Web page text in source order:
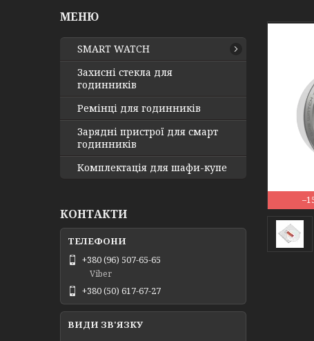
SMART WATCH
Захисні стекла для
годинників
Ремінці для годинників
Зарядні пристрої для смарт
годинників
Комплектація для шафи-купе
КОНТАКТИ
+380 (96) 507-65-65
Viber
+380 (50) 617-67-27